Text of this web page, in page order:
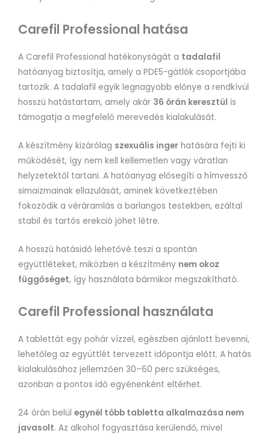
Carefil Professional hatása
A Carefil Professional hatékonyságát a tadalafil
hatóanyag biztosítja, amely a PDE5-gátlók csoportjába
tartozik. A tadalafil egyik legnagyobb előnye a rendkívül
hosszú hatástartam, amely akár 36 órán keresztül is
támogatja a megfelelő merevedés kialakulását.
A készítmény kizárólag szexuális inger hatására fejti ki
működését, így nem kell kellemetlen vagy váratlan
helyzetektől tartani. A hatóanyag elősegíti a hímvessző
simaizmainak ellazulását, aminek következtében
fokozódik a véráramlás a barlangos testekben, ezáltal
stabil és tartós erekció jöhet létre.
A hosszú hatásidő lehetővé teszi a spontán
együttléteket, miközben a készítmény nem okoz
függőséget, így használata bármikor megszakítható.
Carefil Professional használata
A tablettát egy pohár vízzel, egészben ajánlott bevenni,
lehetőleg az együttlét tervezett időpontja előtt. A hatás
kialakulásához jellemzően 30–60 perc szükséges,
azonban a pontos idő egyénenként eltérhet.
24 órán belül egynél több tabletta alkalmazása nem
javasolt. Az alkohol fogyasztása kerülendő, mivel